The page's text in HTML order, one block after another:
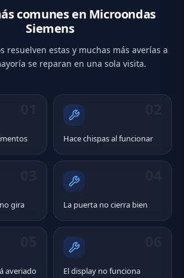
comunes en Microondas
Siemens
resuelven estas y muchas más averías a
se reparan en una sola visita.
Hace chispas al funcionar
gira La puerta no cierra bien
averiado El display no funciona